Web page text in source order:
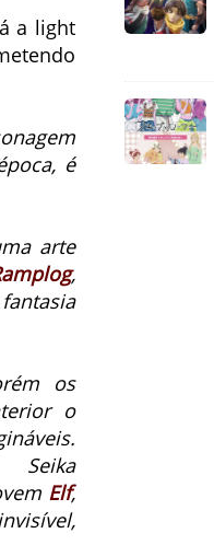
a light
é
arte
,
os
o
Elf,